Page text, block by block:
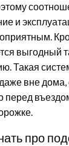
и
выгодный
Такая
вне
перед
про